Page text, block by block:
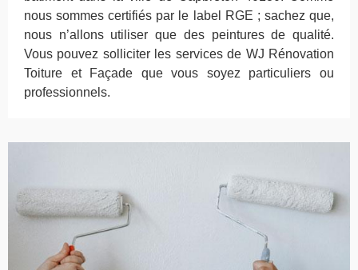
nous sommes certifiés par le label RGE ; sachez que,
nous n’allons utiliser que des peintures de qualité.
Vous pouvez solliciter les services de WJ Rénovation
Toiture et Façade que vous soyez particuliers ou
professionnels.